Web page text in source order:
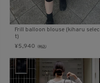
Frill balloon blouse (kiharu selec
t)
¥5,940 （税込）